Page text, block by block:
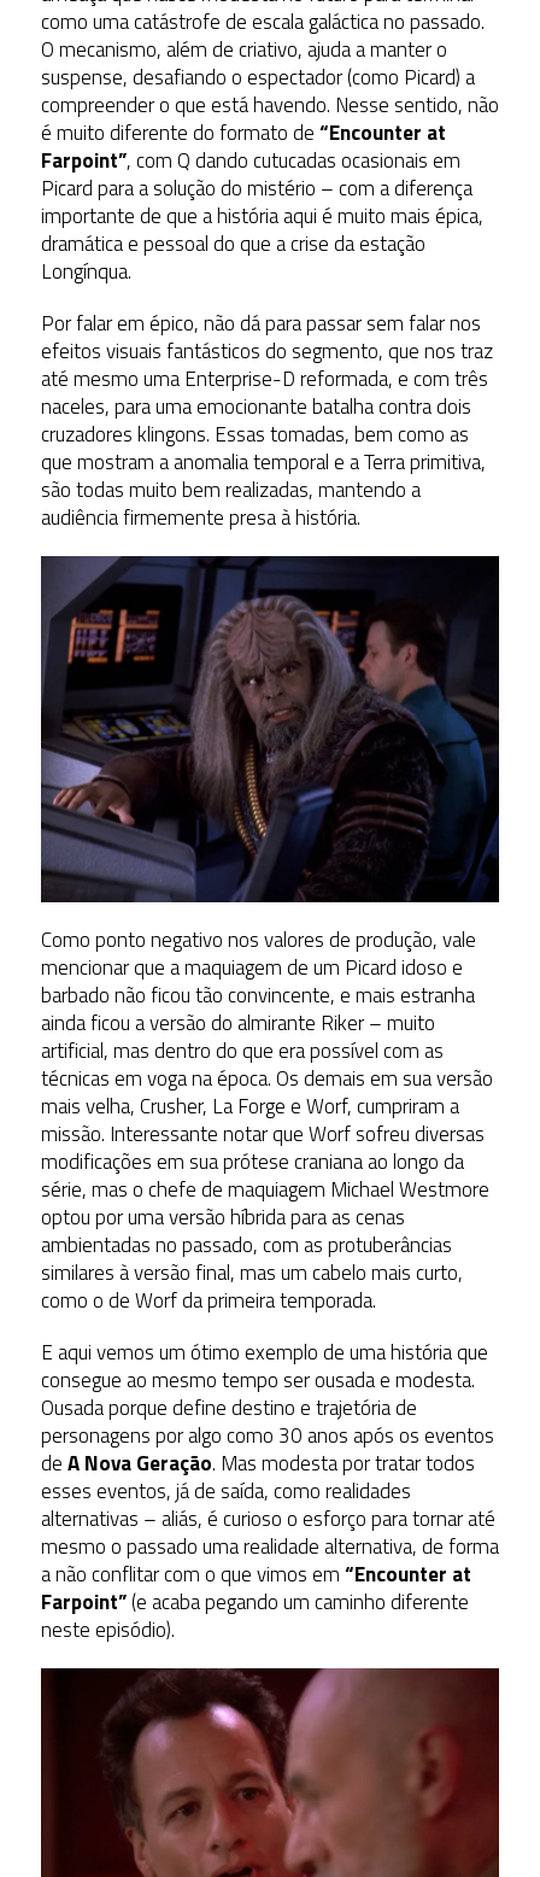
como uma catástrofe de escala galáctica no passado.
O mecanismo, além de criativo, ajuda a manter o
suspense, desafiando o espectador (como Picard) a
compreender o que está havendo. Nesse sentido, não
é muito diferente do formato de“Encounter at
Farpoint”, com Q dando cutucadas ocasionais em
Picard para a solução do mistério – com a diferença
importante de que a história aqui é muito mais épica,
dramática e pessoal do que a crise da estação
Longínqua.
Por falar em épico, não dá para passar sem falar nos
efeitos visuais fantásticos do segmento, que nos traz
até mesmo uma Enterprise-D reformada, e com três
naceles, para uma emocionante batalha contra dois
cruzadores klingons. Essas tomadas, bem como as
que mostram a anomalia temporal e a Terra primitiva,
são todas muito bem realizadas, mantendo a
audiência firmemente presa à história.
Como ponto negativo nos valores de produção, vale
mencionar que a maquiagem de um Picard idoso e
barbado não ficou tão convincente, e mais estranha
ainda ficou a versão do almirante Riker – muito
artificial, mas dentro do que era possível com as
técnicas em voga na época. Os demais em sua versão
mais velha, Crusher, La Forge e Worf, cumpriram a
missão. Interessante notar que Worf sofreu diversas
modificações em sua prótese craniana ao longo da
série, mas o chefe de maquiagem Michael Westmore
optou por uma versão híbrida para as cenas
ambientadas no passado, com as protuberâncias
similares à versão final, mas um cabelo mais curto,
como o de Worf da primeira temporada.
E aqui vemos um ótimo exemplo de uma história que
consegue ao mesmo tempo ser ousada e modesta.
Ousada porque define destino e trajetória de
personagens por algo como 30 anos após os eventos
deA Nova Geração. Mas modesta por tratar todos
esses eventos, já de saída, como realidades
alternativas – aliás, é curioso o esforço para tornar até
mesmo o passado uma realidade alternativa, de forma
a não conflitar com o que vimos em“Encounter at
Farpoint”(e acaba pegando um caminho diferente
neste episódio).